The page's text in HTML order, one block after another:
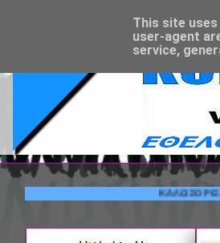
ΚΑΛΩΣΟΡΙΣΑΤΕ!
This site
user-agent
service,